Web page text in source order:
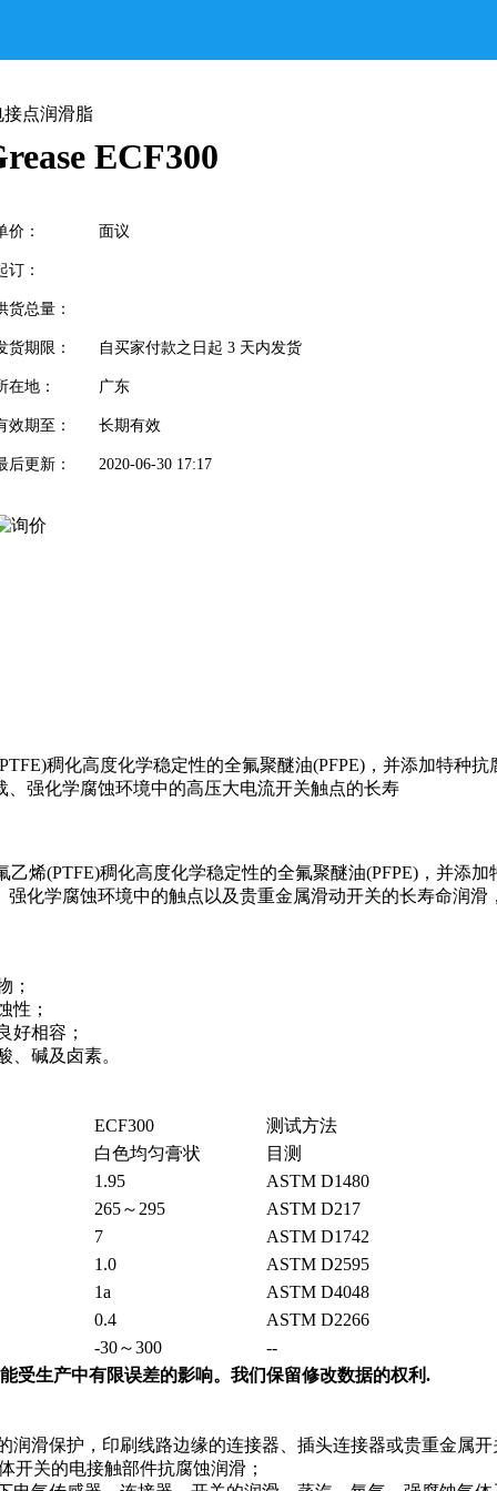
点润滑脂
ECF300
价： 面议
订：
货总量：
货期限： 自买家付款之日起 3 天内发货
在地： 广东
效期至： 长期有效
后更新： 2020-06-30 17:17
稠化高度化学稳定性的全氟聚醚油(PFPE)，并添加特种
强化学腐蚀环境中的高压大电流开关触点的长寿
烯(PTFE)稠化高度化学稳定性的全氟聚醚油(PFPE)，并添
化学腐蚀环境中的触点以及贵重金属滑动开关的长寿命润
；
性；
相容；
碱及卤素。
ECF300
测试方法
白色均匀膏状
目测
1.95
ASTM D1480
265～295
ASTM D217
7
ASTM D1742
1.0
ASTM D2595
1a
ASTM D4048
0.4
ASTM D2266
-30～300
--
受生产中有限误差的影响。我们保留修改数据的权利.
滑保护，印刷线路边缘的连接器、插头连接器或贵重金属开
关的电接触部件抗腐蚀润滑；